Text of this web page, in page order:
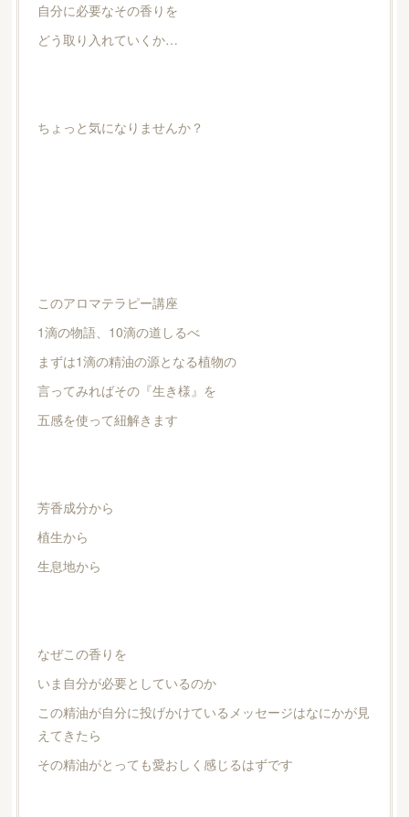
自分に必要なその香りを
どう取り入れていくか…
ちょっと気になりませんか？
このアロマテラピー講座
1滴の物語、10滴の道しるべ
まずは1滴の精油の源となる植物の
言ってみればその『生き様』を
五感を使って紐解きます
芳香成分から
植生から
生息地から
なぜこの香りを
いま自分が必要としているのか
この精油が自分に投げかけているメッセージはなにかが見
えてきたら
その精油がとっても愛おしく感じるはずです